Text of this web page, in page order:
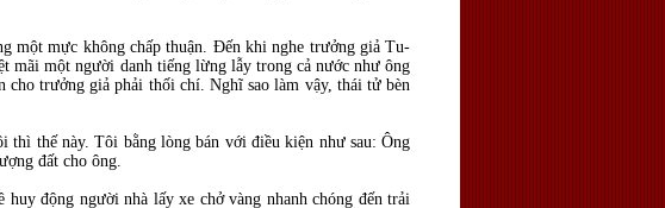
một mực không chấp thuận. Đến khi nghe trưởng giả Tu-
mãi một người danh tiếng lừng lẫy trong cả nước như ông
cho trưởng giả phải thối chí. Nghĩ sao làm vậy, thái tử bèn
thế này. Tôi bằng lòng bán với điều kiện như sau: Ông
đất cho ông.
động người nhà lấy xe chở vàng nhanh chóng đến trải